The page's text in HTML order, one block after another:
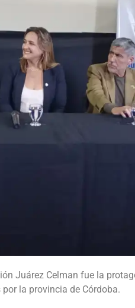
Juárez Celman fue la
la provincia de Córdoba.